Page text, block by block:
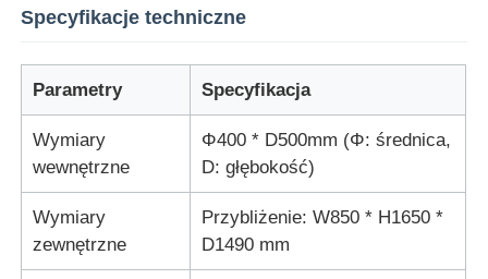
Sprzęt do testowania obuwia
Sprzęt do badania materiałów budowlanych
Sprzęt do badania opakowań
Sprzęt do badań klejnotów
Specyfikacje techniczne
Parametry Specyfikacja
Wymiary
wewnętrzne
Φ400 * D500mm (Φ: średnica,
D: głębokość)
Wymiary
zewnętrzne
Przybliżenie: W850 * H1650 *
D1490 mm